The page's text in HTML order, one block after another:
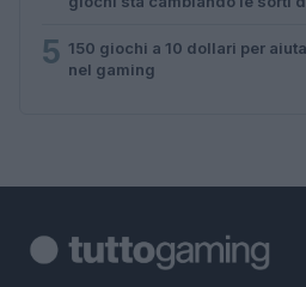
5 150 giochi a 10 dollari per
nel gaming